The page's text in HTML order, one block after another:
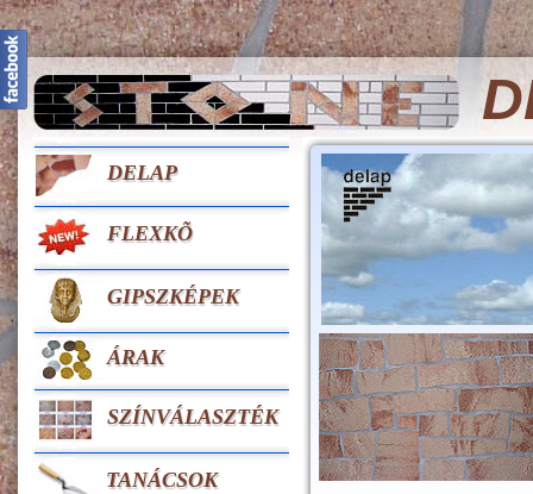
DELAP
FLEXKÕ
GIPSZKÉPEK
ÁRAK
SZÍNVÁLASZTÉK
TANÁCSOK